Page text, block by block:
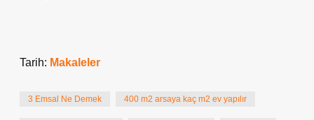
Tarih: Makaleler
3 Emsal Ne Demek 400 m2 arsaya kaç m2 ev yapılır